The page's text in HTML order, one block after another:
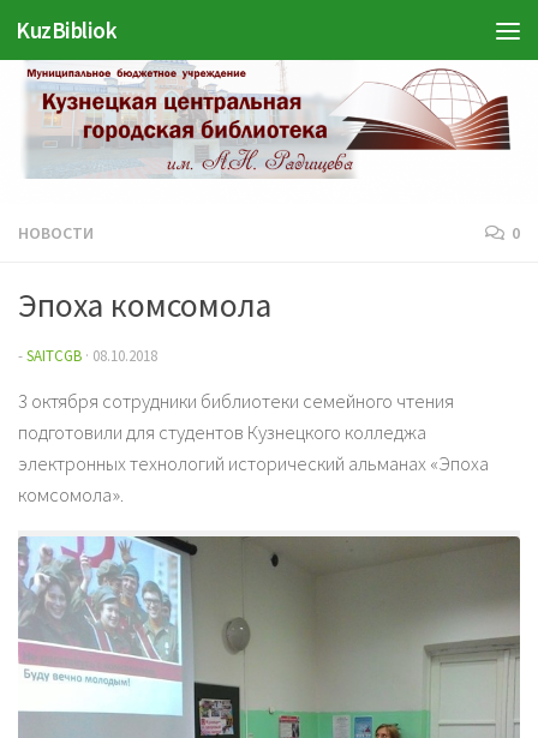
Перейти к содержимому
KuzBibliok
НОВОСТИ 0
Эпоха комсомола
-SAITCGB · 08.10.2018
3 октября сотрудники библиотеки семейного чтения
подготовили для студентов Кузнецкого колледжа
электронных технологий исторический альманах «Эпоха
комсомола».